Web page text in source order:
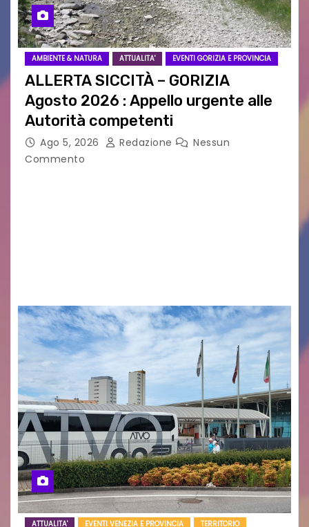
AMBIENTE & NATURA ATTUALITA' EVENTI GORIZIA E PROVINCIA
ALLERTA SICCITÀ – GORIZIA
Agosto 2026 : Appello urgente alle
Autorità competenti
Ago 5, 2026 Redazione
Nessun
Commento
ATTUALITA' EVENTI VENEZIA E PROVINCIA TERRITORIO